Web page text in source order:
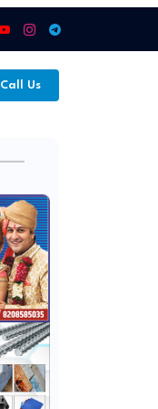
Call Us